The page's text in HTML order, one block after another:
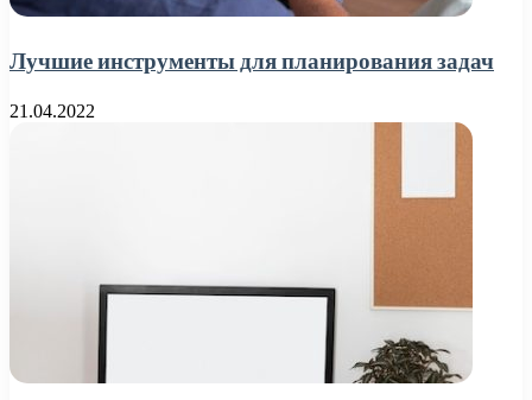
Лучшие инструменты для планирования задач
21.04.2022